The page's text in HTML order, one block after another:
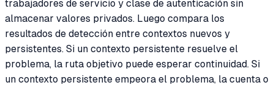
trabajadores de servicio y clase de autenticación sin
almacenar valores privados. Luego compara los
resultados de detección entre contextos nuevos y
persistentes. Si un contexto persistente resuelve el
problema, la ruta objetivo puede esperar continuidad. Si
un contexto persistente empeora el problema, la cuenta o